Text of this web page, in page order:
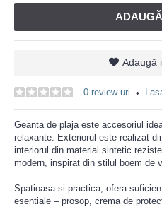
Adaugă
0 review-uri •
Geanta de plaja este accesoriul
relaxante. Exteriorul este realizat
interiorul din material sintetic
modern, inspirat din stilul boem de
Spatioasa si practica, ofera
esentiale – prosop, crema de